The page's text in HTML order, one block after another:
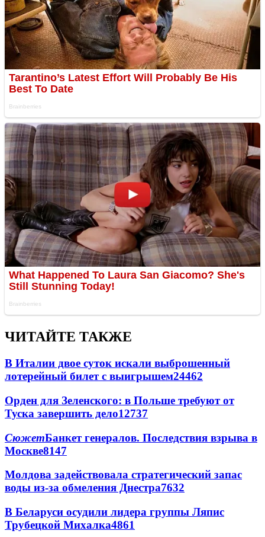
ЧИТАЙТЕ ТАКЖЕ
В Италии двое суток искали выброшенный
лотерейный билет с выигрышем24462
Орден для Зеленского: в Польше требуют от
Туска завершить дело12737
СюжетБанкет генералов. Последствия взрыва в
Москве8147
Молдова задействовала стратегический запас
воды из-за обмеления Днестра7632
В Беларуси осудили лидера группы Ляпис
Трубецкой Михалка4861